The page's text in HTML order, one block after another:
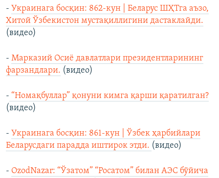
- Украинага босқин: 862-кун | Беларус ШҲТга аъзо,
Хитой Ўзбекистон мустақиллигини дастаклайди.
(видео)
- Марказий Осиё давлатлари президентларининг
фарзандлари. (видео)
- “Номақбуллар” қонуни кимга қарши қаратилган?
(видео)
- Украинага босқин: 861-кун | Ўзбек ҳарбийлари
Беларусдаги парадда иштирок этди. (видео)
- OzodNazar: “Ўзатом” “Росатом” билан АЭС бўйича